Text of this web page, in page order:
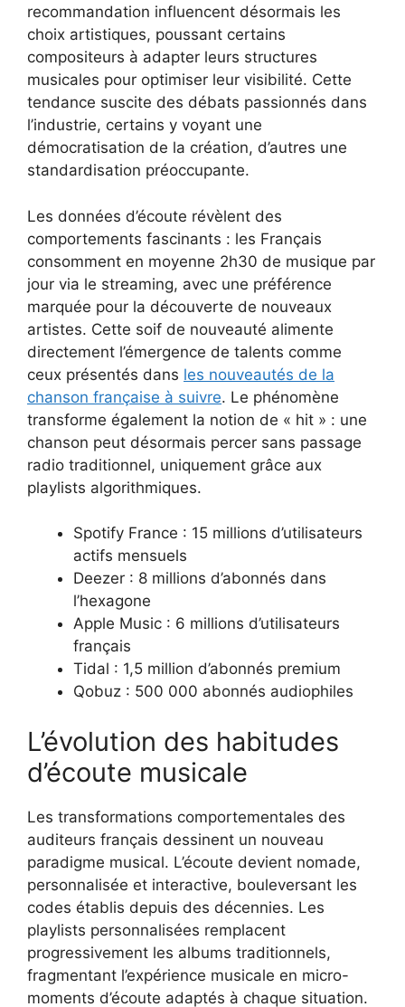
recommandation influencent désormais les
choix artistiques, poussant certains
compositeurs à adapter leurs structures
musicales pour optimiser leur visibilité. Cette
tendance suscite des débats passionnés dans
l’industrie, certains y voyant une
démocratisation de la création, d’autres une
standardisation préoccupante.
Les données d’écoute révèlent des
comportements fascinants : les Français
consomment en moyenne 2h30 de musique par
jour via le streaming, avec une préférence
marquée pour la découverte de nouveaux
artistes. Cette soif de nouveauté alimente
directement l’émergence de talents comme
ceux présentés dans les nouveautés de la
chanson française à suivre. Le phénomène
transforme également la notion de « hit » : une
chanson peut désormais percer sans passage
radio traditionnel, uniquement grâce aux
playlists algorithmiques.
Spotify France : 15 millions d’utilisateurs
actifs mensuels
Deezer : 8 millions d’abonnés dans
l’hexagone
Apple Music : 6 millions d’utilisateurs
français
Tidal : 1,5 million d’abonnés premium
Qobuz : 500 000 abonnés audiophiles
L’évolution des habitudes
d’écoute musicale
Les transformations comportementales des
auditeurs français dessinent un nouveau
paradigme musical. L’écoute devient nomade,
personnalisée et interactive, bouleversant les
codes établis depuis des décennies. Les
playlists personnalisées remplacent
progressivement les albums traditionnels,
fragmentant l’expérience musicale en micro-
moments d’écoute adaptés à chaque situation.